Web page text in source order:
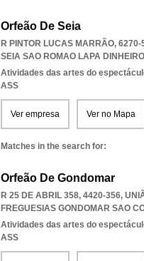
Orfeão De Seia
R PINTOR LUCAS MARRÃO,
SEIA SAO ROMAO LAPA
Atividades das artes do
ASS
Ver empresa Ver no Mapa
Matches in the search for:
Orfeão De Gondomar
R 25 DE ABRIL 358, 4420-356,
FREGUESIAS GONDOMAR SAO
Atividades das artes do
ASS